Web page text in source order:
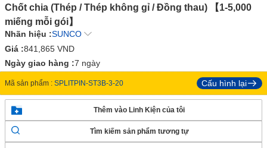
Chốt chia (Thép / Thép không gỉ / Đồng thau) 【1-5,000
miếng mỗi gói】
Nhãn hiệu :SUNCO
Giá :841,865 VND
Ngày giao hàng :7 ngày
Mã sản phẩm : SPLITPIN-ST3B-3-20 Cấu hình lại
Thêm vào Linh Kiện của tôi
Tìm kiếm sản phẩm tương tự